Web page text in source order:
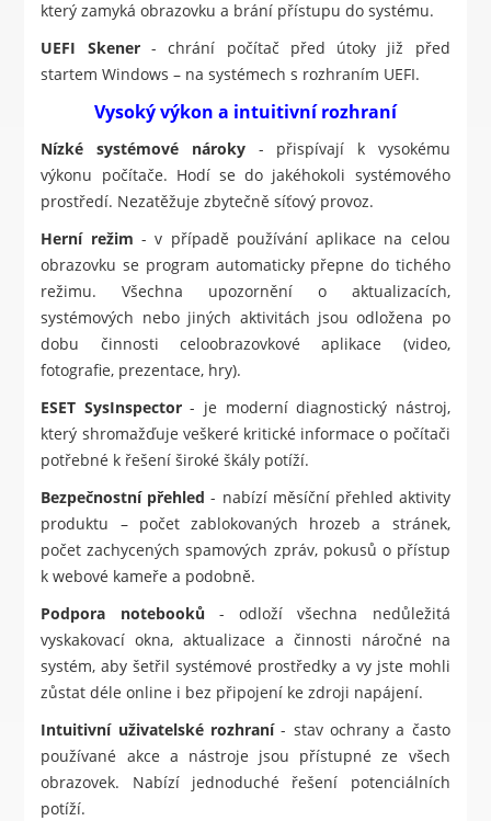
který zamyká obrazovku a brání přístupu do systému.
UEFI Skener- chrání počítač před útoky již před
startem Windows – na systémech s rozhraním UEFI.
Vysoký výkon a intuitivní rozhraní
Nízké systémové nároky- přispívají k vysokému
výkonu počítače. Hodí se do jakéhokoli systémového
prostředí. Nezatěžuje zbytečně síťový provoz.
Herní režim - v případě používání aplikace na celou
obrazovku se program automaticky přepne do tichého
režimu. Všechna upozornění o aktualizacích,
systémových nebo jiných aktivitách jsou odložena po
dobu činnosti celoobrazovkové aplikace (video,
fotografie, prezentace, hry).
ESET SysInspector- je moderní diagnostický nástroj,
který shromažďuje veškeré kritické informace o počítači
potřebné k řešení široké škály potíží.
Bezpečnostní přehled - nabízí měsíční přehled aktivity
produktu – počet zablokovaných hrozeb a stránek,
počet zachycených spamových zpráv, pokusů o přístup
k webové kameře a podobně.
Podpora notebooků - odloží všechna nedůležitá
vyskakovací okna, aktualizace a činnosti náročné na
systém, aby šetřil systémové prostředky a vy jste mohli
zůstat déle online i bez připojení ke zdroji napájení.
Intuitivní uživatelské rozhraní- stav ochrany a často
používané akce a nástroje jsou přístupné ze všech
obrazovek. Nabízí jednoduché řešení potenciálních
potíží.